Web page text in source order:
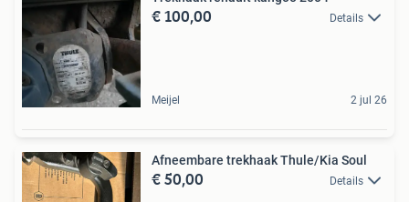
€ 100,00 Details
Meijel 2 jul 26
Afneembare trekhaak Thule/Kia Soul
€ 50,00 Details